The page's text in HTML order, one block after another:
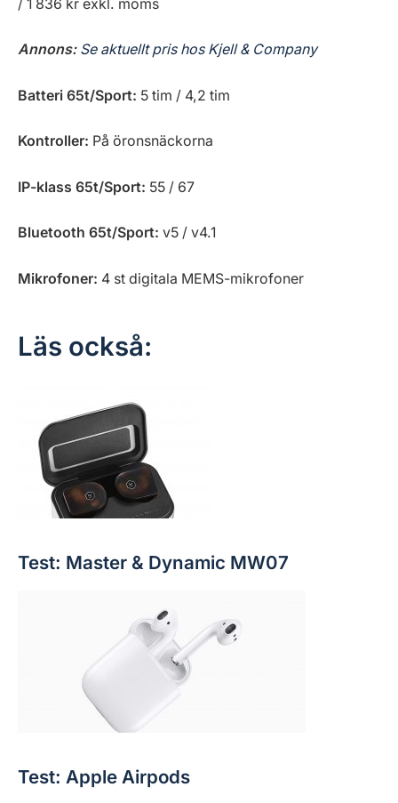
/ 1 836 kr exkl. moms
Annons: Se aktuellt pris hos Kjell & Company
Batteri 65t/Sport: 5 tim / 4,2 tim
Kontroller: På öronsnäckorna
IP-klass 65t/Sport: 55 / 67
Bluetooth 65t/Sport: v5 / v4.1
Mikrofoner: 4 st digitala MEMS-mikrofoner
Läs också:
Test: Master & Dynamic MW07
Test: Apple Airpods